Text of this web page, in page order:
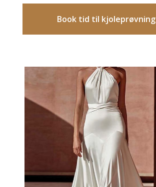
Book tid til kjoleprøvning